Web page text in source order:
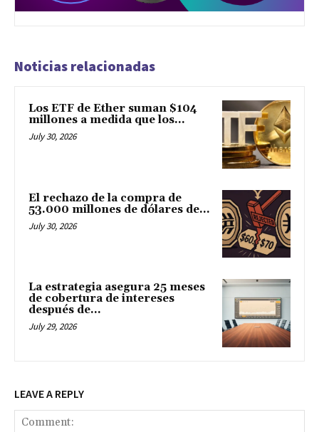
Noticias relacionadas
Los ETF de Ether suman $104
millones a medida que los...
July 30, 2026
El rechazo de la compra de
53.000 millones de dólares de...
July 30, 2026
La estrategia asegura 25 meses
de cobertura de intereses
después de...
July 29, 2026
LEAVE A REPLY